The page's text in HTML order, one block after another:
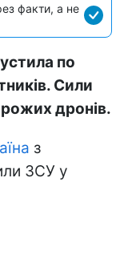
факти, а не
по
Сили
дронів.
з
ЗСУ у